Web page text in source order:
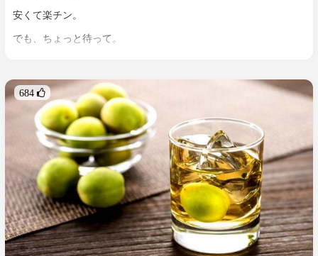
安くて楽チン。
でも、ちょっと待って。
ます。
684 